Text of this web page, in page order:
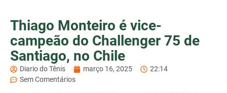
Thiago Monteiro é vice-
campeão do Challenger 75 de
Santiago, no Chile
Diario do Tênis março 16, 2025
22:14
Sem Comentários